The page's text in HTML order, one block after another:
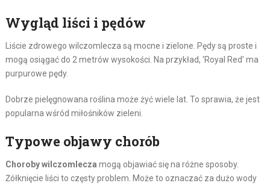
Wygląd liści i pędów
Liście zdrowego wilczomlecza są mocne i zielone. Pędy są proste i
mogą osiągać do 2 metrów wysokości. Na przykład, 'Royal Red’ ma
purpurowe pędy.
Dobrze pielęgnowana roślina może żyć wiele lat. To sprawia, że jest
popularna wśród miłośników zieleni.
Typowe objawy chorób
Choroby wilczomlecza mogą objawiać się na różne sposoby.
Żółknięcie liści to częsty problem. Może to oznaczać za dużo wody